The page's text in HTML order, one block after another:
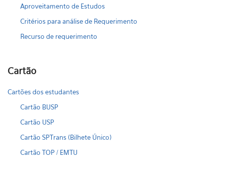
Aproveitamento de Estudos
Critérios para análise de Requerimento
Recurso de requerimento
Cartão
Cartões dos estudantes
Cartão BUSP
Cartão USP
Cartão SPTrans (Bilhete Único)
Cartão TOP / EMTU